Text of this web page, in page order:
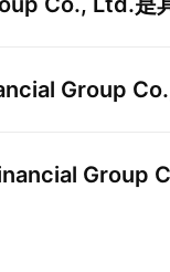
Group
Group